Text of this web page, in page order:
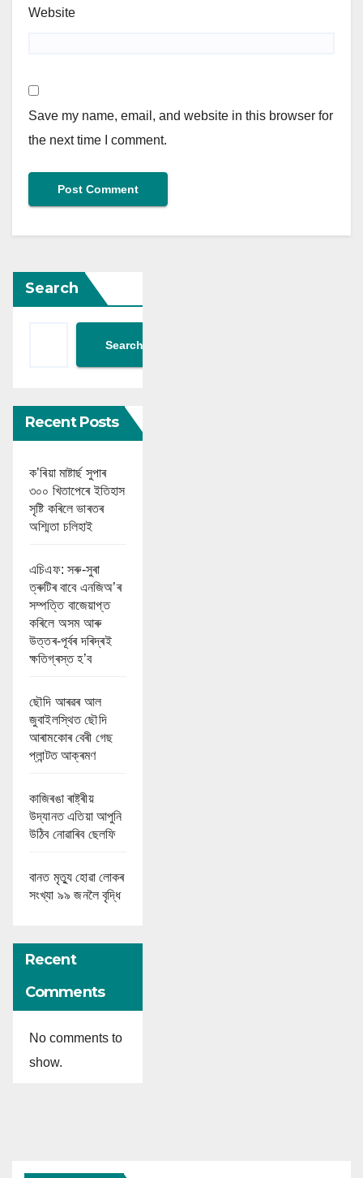
Website
Save my name, email, and website in this browser for
the next time I comment.
Search
Search
Recent Posts
ক’ৰিয়া মাষ্টাৰ্ছ সুপাৰ
৩০০ খিতাপেৰে ইতিহাস
সৃষ্টি কৰিলে ভাৰতৰ
অশ্মিতা চলিহাই
এচিএফ: সৰু-সুৰা
ত্ৰুটিৰ বাবে এনজিঅ’ৰ
সম্পত্তি বাজেয়াপ্ত
কৰিলে অসম আৰু
উত্তৰ-পূৰ্বৰ দৰিদ্ৰই
ক্ষতিগ্ৰস্ত হ’ব
ছৌদি আৰৱৰ আল
জুবাইলস্থিত ছৌদি
আৰামকোৰ বেৰী গেছ
প্লান্টত আক্ৰমণ
কাজিৰঙা ৰাষ্ট্ৰীয়
উদ্যানত এতিয়া আপুনি
উঠিব নোৱাৰিব ছেলফি
বানত মৃত্যু হোৱা লোকৰ
সংখ্যা ৯৯ জনলৈ বৃদ্ধি
Recent
Comments
No comments to
show.